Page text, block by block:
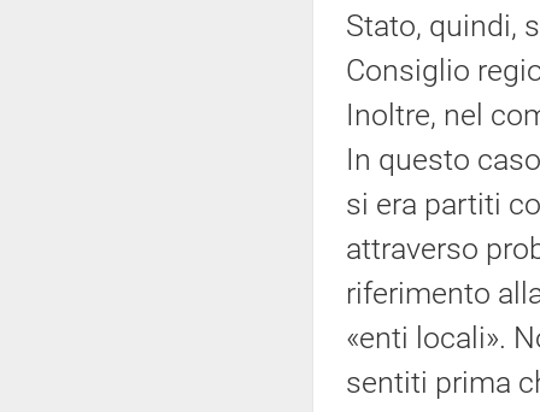
Stato, quindi,
Consiglio
Inoltre, nel
In questo
si era partiti
attraverso
riferimento
«enti locali».
sentiti prima